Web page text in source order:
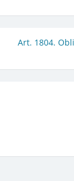
Art. 1804.